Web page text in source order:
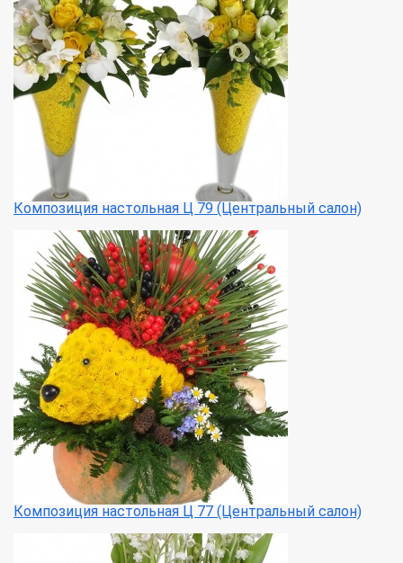
Композиция настольная Ц 79 (Центральный салон)
Композиция настольная Ц 77 (Центральный салон)